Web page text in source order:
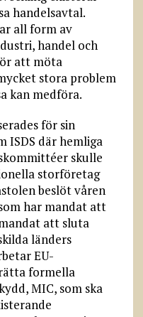
handelsavtal.
all form av
handel och
att möta
stora problem
kan medföra.
för sin
ISDS där hemliga
skulle
storföretag
beslöt våren
har mandat att
att sluta
länders
EU-
formella
MIC, som ska